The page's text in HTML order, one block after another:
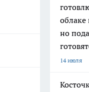
но
14 июля